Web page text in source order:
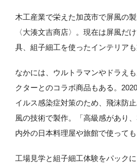
木工産業で栄えた加茂市で屏風の製
〈大湊文吉商店〉。現在は屏風だ
具、組子細工を使ったインテリアも
なかには、ウルトラマンやドラえ
クターとのコラボ商品もある。
イルス感染症対策のため、飛沫防
風の技術で製作。「高級感があり
内外の日本料理屋や旅館で使っても
工場見学と組子細工体験をパック